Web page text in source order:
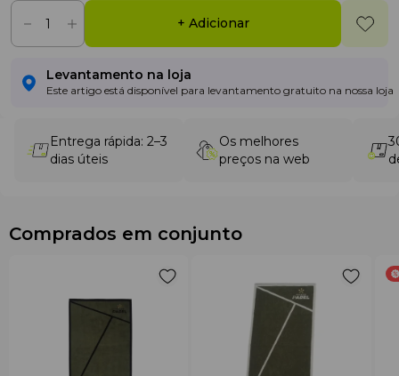
+ Adicionar
Levantamento na loja
Este artigo está disponível para levantamento gratuito na nossa loja
Entrega rápida: 2–3
dias úteis
Os melhores
preços na web
Comprados em conjunto